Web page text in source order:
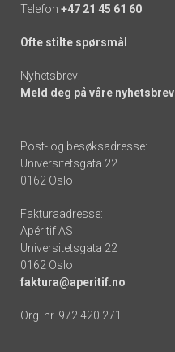
Telefon +47 21 45 61 60
Ofte stilte spørsmål
Nyhetsbrev:
Meld deg på våre nyhetsbrev
Post- og besøksadresse:
Universitetsgata 22
0162 Oslo
Fakturaadresse:
Apéritif AS
Universitetsgata 22
0162 Oslo
faktura@aperitif.no
Org. nr. 972 420 271